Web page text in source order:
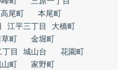
高尾町
本尾町
江平三丁目
大橋町
草町
金堀町
目 城山台
花園町
山町
家野町